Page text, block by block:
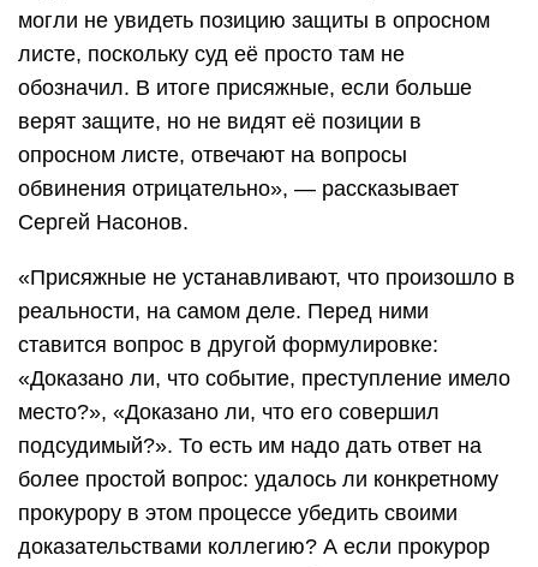
могли не увидеть позицию защиты в опросном
листе, поскольку суд её просто там не
обозначил. В итоге присяжные, если больше
верят защите, но не видят её позиции в
опросном листе, отвечают на вопросы
обвинения отрицательно», — рассказывает
Сергей Насонов.
«Присяжные не устанавливают, что произошло в
реальности, на самом деле. Перед ними
ставится вопрос в другой формулировке:
«Доказано ли, что событие, преступление имело
место?», «Доказано ли, что его совершил
подсудимый?». То есть им надо дать ответ на
более простой вопрос: удалось ли конкретному
прокурору в этом процессе убедить своими
доказательствами коллегию? А если прокурор